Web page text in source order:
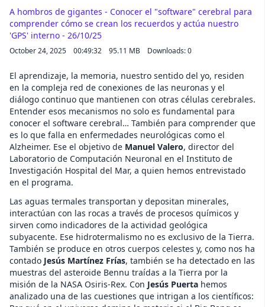
A hombros de gigantes - Conocer el "software" cerebral para
comprender cómo se crean los recuerdos y actúa nuestro
'GPS' interno - 26/10/25
October 24, 2025 00:49:32 95.11 MB Downloads: 0
El aprendizaje, la memoria, nuestro sentido del yo, residen
en la compleja red de conexiones de las neuronas y el
diálogo continuo que mantienen con otras células cerebrales.
Entender esos mecanismos no solo es fundamental para
conocer el software cerebral… También para comprender que
es lo que falla en enfermedades neurológicas como el
Alzheimer. Ese el objetivo de Manuel Valero, director del
Laboratorio de Computación Neuronal en el Instituto de
Investigación Hospital del Mar, a quien hemos entrevistado
en el programa.
Las aguas termales transportan y depositan minerales,
interactúan con las rocas a través de procesos químicos y
sirven como indicadores de la actividad geológica
subyacente. Ese hidrotermalismo no es exclusivo de la Tierra.
También se produce en otros cuerpos celestes y, como nos ha
contado Jesús Martínez Frías, también se ha detectado en las
muestras del asteroide Bennu traídas a la Tierra por la
misión de la NASA Osiris-Rex. Con Jesús Puerta hemos
analizado una de las cuestiones que intrigan a los científicos: